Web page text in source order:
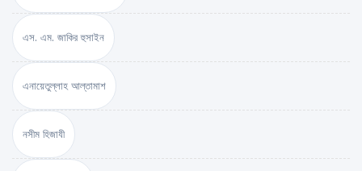
এস. এম. জাকির হুসাইন
এনায়েতুল্লাহ আল্‌তামাশ
নসীম হিজাযী